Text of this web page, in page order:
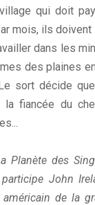
qui doit
mois, ils doivent
dans les
des plaines
sort décide
la fiancée du
Planète des
John
de la